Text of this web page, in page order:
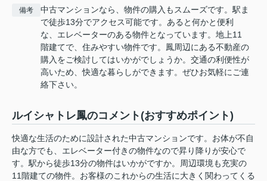
備考
中古マンションなら、物件の購入もスムーズです。駅ま
で徒歩13分でアクセス可能です。あると何かと便利
な、エレベーターのある物件となっています。地上11
階建てで、住みやすい物件です。鳳周辺にある不動産の
購入をご検討してはいかがでしょうか。交通の利便性が
高いため、快適な暮らしができます。ぜひお気軽にご連
絡下さい。
ルイシャトレ鳳のコメント(おすすめポイント)
快適な生活のために設計された中古マンションです。お体が不自
由な方でも、エレベーター付きの物件なので昇り降りが安心で
す。駅から徒歩13分の物件はいかがですか。周辺環境も充実の
11階建ての物件。お客様のこれからの生活に大きく関わってくる